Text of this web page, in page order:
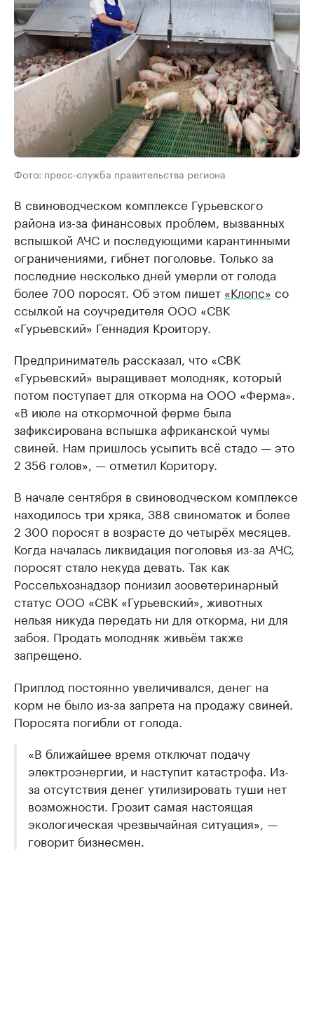
Фото: пресс-служба правительства региона
В свиноводческом комплексе Гурьевского
района из-за финансовых проблем, вызванных
вспышкой АЧС и последующими карантинными
ограничениями, гибнет поголовье. Только за
последние несколько дней умерли от голода
более 700 поросят. Об этом пишет «Клопс» со
ссылкой на соучредителя ООО «СВК
«Гурьевский» Геннадия Кроитору.
Предприниматель рассказал, что «СВК
«Гурьевский» выращивает молодняк, который
потом поступает для откорма на ООО «Ферма».
«В июле на откормочной ферме была
зафиксирована вспышка африканской чумы
свиней. Нам пришлось усыпить всё стадо — это
2 356 голов», — отметил Коритору.
В начале сентября в свиноводческом комплексе
находилось три хряка, 388 свиноматок и более
2 300 поросят в возрасте до четырёх месяцев.
Когда началась ликвидация поголовья из-за АЧС,
поросят стало некуда девать. Так как
Россельхознадзор понизил зооветеринарный
статус ООО «СВК «Гурьевский», животных
нельзя никуда передать ни для откорма, ни для
забоя. Продать молодняк живьём также
запрещено.
Приплод постоянно увеличивался, денег на
корм не было из-за запрета на продажу свиней.
Поросята погибли от голода.
«В ближайшее время отключат подачу
электроэнергии, и наступит катастрофа. Из-
за отсутствия денег утилизировать туши нет
возможности. Грозит самая настоящая
экологическая чрезвычайная ситуация», —
говорит бизнесмен.